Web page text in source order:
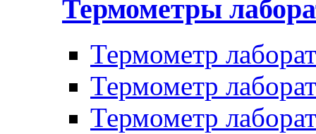
Термометры
Термометр
Термометр
Термометр